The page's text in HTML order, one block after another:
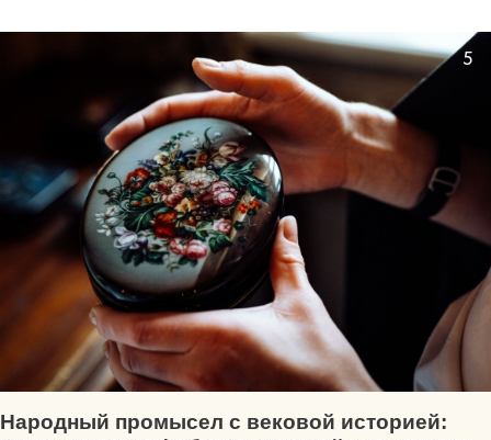
5
Народный промысел с вековой историей: